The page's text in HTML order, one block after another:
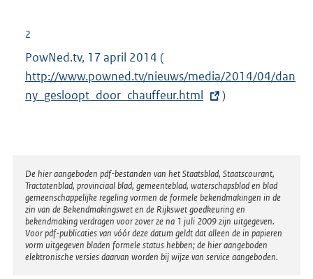
l
i
n
2
PowNed.tv, 17 april 2014 (
x
t
e
l
i
n
k
:
http://www.powned.tv/nieuws/media/2014/04/dan
ny_gesloopt_door_chauffeur.html
)
Disclaimer
De hier aangeboden pdf-bestanden van het Staatsblad, Staatscourant,
Tractatenblad, provinciaal blad, gemeenteblad, waterschapsblad en blad
gemeenschappelijke regeling vormen de formele bekendmakingen in de
zin van de Bekendmakingswet en de Rijkswet goedkeuring en
bekendmaking verdragen voor zover ze na 1 juli 2009 zijn uitgegeven.
Voor pdf-publicaties van vóór deze datum geldt dat alleen de in papieren
vorm uitgegeven bladen formele status hebben; de hier aangeboden
elektronische versies daarvan worden bij wijze van service aangeboden.